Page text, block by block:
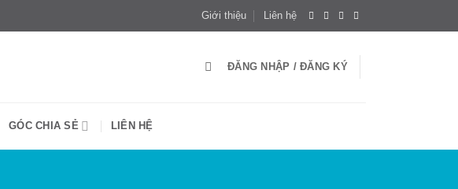
Giới thiệu Liên hệ
ĐĂNG NHẬP / ĐĂNG KÝ
GÓC CHIA SẺ LIÊN HỆ